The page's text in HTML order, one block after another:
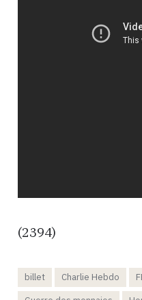
(2394)
billet Charlie Hebdo